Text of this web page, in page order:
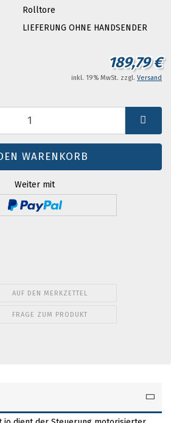
Rolltore
LIEFERUNG OHNE HANDSENDER
189,79 €
inkl. 19% MwSt. zzgl. Versand
Weiter mit
AUF DEN MERKZETTEL
FRAGE ZUM PRODUKT